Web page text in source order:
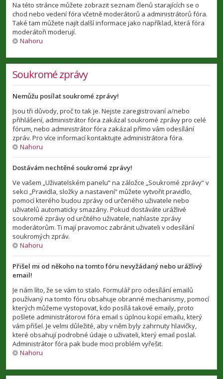
Na této stránce můžete zobrazit seznam členů starajících se o
chod nebo vedení fóra včetně moderátorů a administrátorů fóra.
Také tam můžete najít další informace jako například, která fóra
moderátoři moderují.
Nahoru
Soukromé zprávy
Nemůžu posílat soukromé zprávy!
Jsou tři důvody, proč to tak je. Nejste zaregistrovaní a/nebo
přihlášení, administrátor fóra zakázal soukromé zprávy pro celé
fórum, nebo administrátor fóra zakázal přímo vám odesílání
zpráv. Pro více informací kontaktujte administrátora fóra.
Nahoru
Dostávám nechtěné soukromé zprávy!
Ve vašem „Uživatelském panelu“ na záložce „Soukromé zprávy“ v
sekci „Pravidla, složky a nastavení“ můžete vytvořit pravidlo,
pomocí kterého budou zprávy od určeného uživatele nebo
uživatelů automaticky smazány. Pokud dostáváte urážlivé
soukromé zprávy od určitého uživatele, nahlaste zprávy
moderátorům. Ti mají pravomoc zabránit uživateli v odesílání
soukromých zpráv.
Nahoru
Přišel mi od někoho na tomto fóru nevyžádaný nebo urážlivý
email!
Je nám líto, že se vám to stalo. Formulář pro odesílání emailů
používaný na tomto fóru obsahuje obranné mechanismy, pomocí
kterých můžeme vystopovat, kdo posílá takové emaily, proto
pošlete administrátorovi fóra email s úplnou kopií emailu, který
vám přišel. Je velmi důležité, aby v něm byly zahrnuty hlavičky,
které obsahují podrobné údaje o uživateli, který email poslal.
Administrátor fóra pak bude moci problém vyřešit.
Nahoru